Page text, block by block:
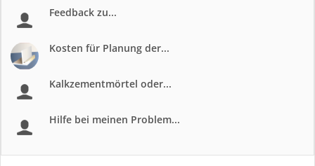
Feedback zu...
Kosten für Planung der...
Kalkzementmörtel oder...
Hilfe bei meinen Problem...